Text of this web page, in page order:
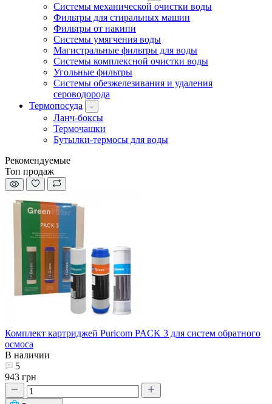
Системы механической очистки воды
Фильтры для стиральных машин
Фильтры от накипи
Системы умягчения воды
Магистральные фильтры для воды
Системы комплексной очистки воды
Угольные фильтры
Системы обезжелезивания и удаления
сероводорода
Термопосуда
Ланч-боксы
Термочашки
Бутылки-термосы для воды
Рекомендуемые
Топ продаж
Комплект картриджей Puricom PACK 3 для систем обратного
осмоса
В наличии
5
943 грн